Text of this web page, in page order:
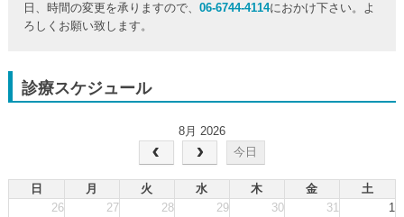
日、時間の変更を承りますので、06-6744-4114におかけ下さい。よ
ろしくお願い致します。
診療スケジュール
8月 2026
今日
日 月 火 水 木 金
土
26
27 28 29 30 31 1